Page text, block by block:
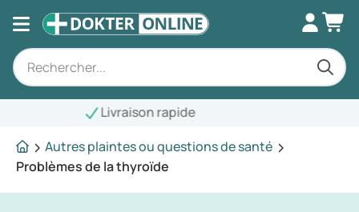
rapide
Autres plaintes ou questions de santé
Problèmes de la thyroïde